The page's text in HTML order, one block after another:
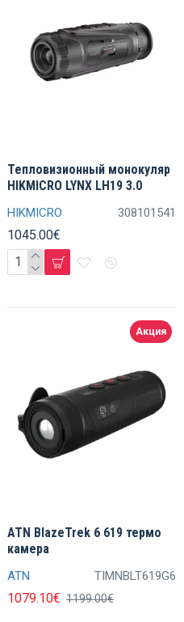
HIKMICRO 308101541
Тепловизионный монокуляр
HIKMICRO LYNX LH19 3.0
1045.00€
Акция
ATN TIMNBLT619G6
ATN BlazeTrek 6 619 термо
камера
1079.10€ 1199.00€